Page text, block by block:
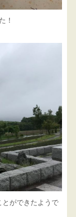
！
ができたようで